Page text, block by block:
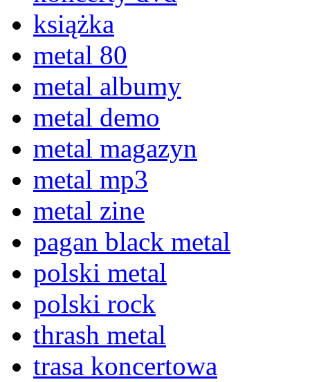
książka
metal 80
metal albumy
metal demo
metal magazyn
metal mp3
metal zine
pagan black metal
polski metal
polski rock
thrash metal
trasa koncertowa